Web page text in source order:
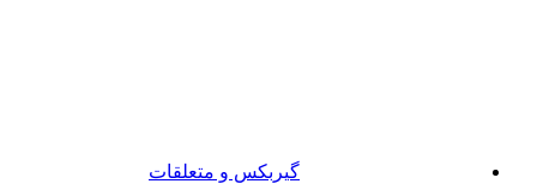
گیربکس و متعلقات